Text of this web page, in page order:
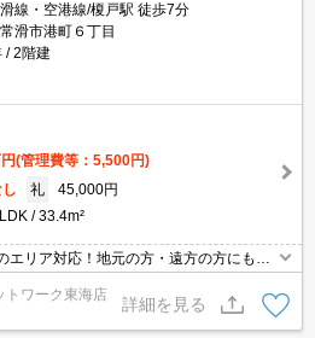
線・空港線/榎戸駅 徒歩7分
滑市港町６丁目
2階建
(管理費等：5,500円)
礼
45,000円
33.4m²
エリア対応！地元の方・遠方の方にも公
トワーク東海店
詳細を見る